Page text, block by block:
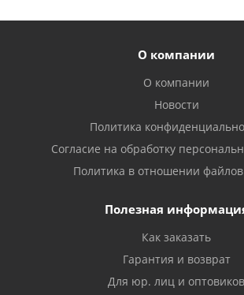
О компании
О компании
Новости
Политика
Согласие на обработку
Политика в отношении
Полезная
Как заказать
Гарантия и возврат
Для юр. лиц и оптовиков